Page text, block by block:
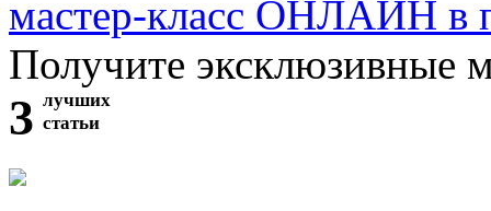
мастер-класс ОНЛАЙН в
Получите эксклюзивные
3 лучших
статьи